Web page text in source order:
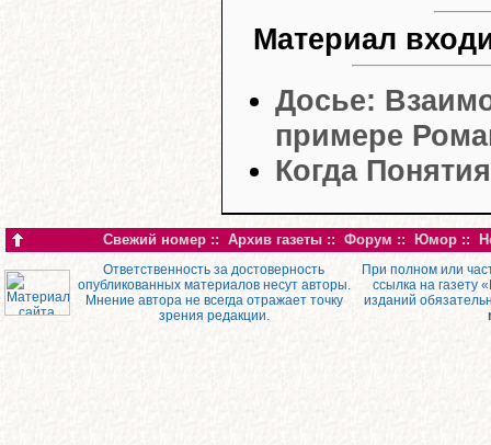
Материал
Досье:
примере
Когда
Свежий номер :: Архив газеты :: Форум :: Юмор ::
Ответственность за достоверность
опубликованных материалов несут авторы.
Мнение автора не всегда отражает точку
зрения редакции.
При полном или
ссылка на газету
изданий